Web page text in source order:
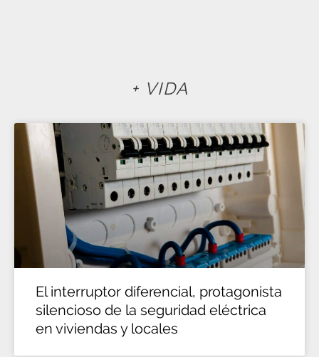
+ VIDA
El interruptor diferencial, protagonista
silencioso de la seguridad eléctrica
en viviendas y locales